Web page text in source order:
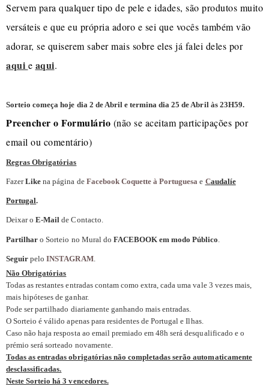
Servem para qualquer tipo de pele e idades, são produtos muito
versáteis e que eu própria adoro e sei que vocês também vão
adorar, se quiserem saber mais sobre eles já falei deles por
aqui e aqui.
Sorteio começa hoje dia 2 de Abril e termina dia 25 de Abril às 23H59.
Preencher o Formulário (não se aceitam participações por
email ou comentário)
Regras Obrigatórias
FazerLike na página de Facebook Coquette à Portuguesa e Caudalíe
Portugal.
Deixar oE-Mail de Contacto.
Partilhar o Sorteio no Mural do FACEBOOK em modo Público
Seguir pelo INSTAGRAM.
Não Obrigatórias
Todas as restantes entradas contam como extra, cada uma vale 3 vezes mais,
mais hipóteses de ganhar.
Pode ser partilhado diariamente ganhando mais entradas.
O Sorteio é válido apenas para residentes de Portugal e Ilhas.
Caso não haja resposta ao email premiado em 48h será desqualificado e o
prémio será sorteado novamente.
Todas as entradas obrigatórias não completadas serão automaticamente
desclassificadas.
Neste Sorteio há 3 vencedores.